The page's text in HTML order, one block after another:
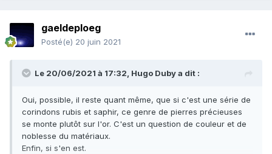
gaeldeploeg
Posté(e) 20 juin 2021
Le 20/06/2021 à 17:32, Hugo Dubya dit :
Oui, possible, il reste quant même, que si c'est une série de
corindons rubis et saphir, ce genre de pierres précieuses
se monte plutôt sur l'or. C'est un question de couleur et de
noblesse du matériaux.
Enfin, si s'en est.